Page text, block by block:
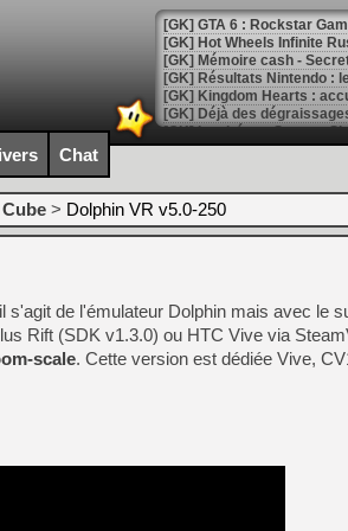
[GK] GTA 6 : Rockstar
[GK] Hot Wheels Infinite
[GK] Mémoire cash -
[GK] Résultats Nintendo :
[GK] Déjà des
[Mo5] Brickboy cherche à
[GK] Minecraft et ses «
[GK] Beast of
[GK] Ubisoft : fin de partie
[GK] Mémoire cash -
[GK] Dan Houser (GTA)
[GK] Comment EA Sports
[GK] Crimson Moon : un
[GK] Isle of Reveries : le
[GK] Moonlighter 2 : The
[GK] Capcom relance
[Mo5] Deux inédits du
[GK] Le beat'em up The
[GK] Endless Legend 2 :
Chat
> Dolphin VR v5.0-250
de l'émulateur Dolphin mais avec le
Rift (SDK v1.3.0) ou HTC Vive via
scale. Cette version est dédiée Vive,